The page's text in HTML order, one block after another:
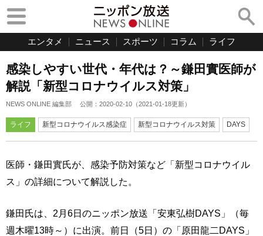
エンタメ ニュース スポーツ コラム ライフ
感染しやすい世代・年代は？～鎌田實医師が
解説「新型コロナウイルス対策」
NEWS ONLINE 編集部 公開： 2020-02-10 （2021-01-18更新）
ライフ 新型コロナウイルス感染症 新型コロナウイルス対策 DAYS
医師・鎌田實氏が、感染予防対策など「新型コロナウイル
ス」の詳細について解説した。
鎌田氏は、2月6日のニッポン放送「安東弘樹DAYS」（毎
週木曜13時～）に出演。前日（5日）の「原田龍二DAYS」